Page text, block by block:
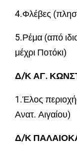
4.Φλέβες
5.Ρέμα (από
μέχρι Ποτόκι)
Δ/Κ ΑΓ.
1.Έλος
Ανατ. Αιγαίου)
Δ/Κ